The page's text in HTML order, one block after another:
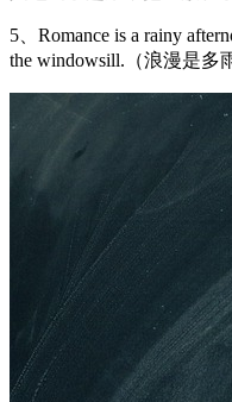
5、Romance is a rainy
the windowsill.（浪漫是多